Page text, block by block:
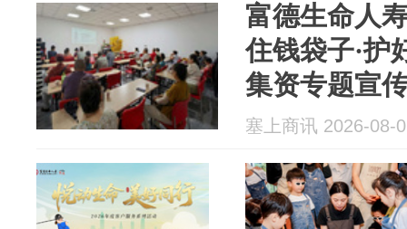
富德生命人
住钱袋子·护
集资专题宣
塞上商讯 2026-08-